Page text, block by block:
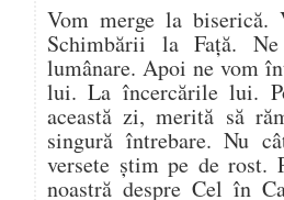
Vom merge la biserică.
Schimbării la Față.
lumânare. Apoi ne vom
lui. La încercările lui.
această zi, merită să
singură întrebare. Nu
versete știm pe de rost.
noastră despre Cel în